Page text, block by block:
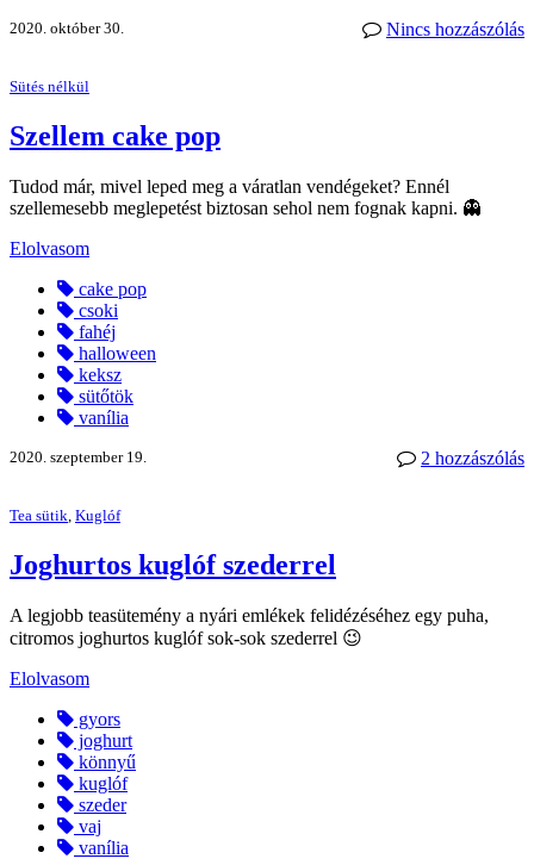
Nincs hozzászólás
2020. október 30.
Sütés nélkül
Szellem cake pop
Tudod már, mivel leped meg a váratlan vendégeket? Ennél
szellemesebb meglepetést biztosan sehol nem fognak kapni. 👻
Elolvasom
cake pop
csoki
fahéj
halloween
keksz
sütőtök
vanília
2 hozzászólás
2020. szeptember 19.
Tea sütik, Kuglóf
Joghurtos kuglóf szederrel
A legjobb teasütemény a nyári emlékek felidézéséhez egy puha,
citromos joghurtos kuglóf sok-sok szederrel 😉
Elolvasom
gyors
joghurt
könnyű
kuglóf
szeder
vaj
vanília